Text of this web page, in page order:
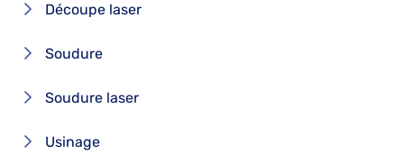
Découpe laser
Soudure
Soudure laser
Usinage